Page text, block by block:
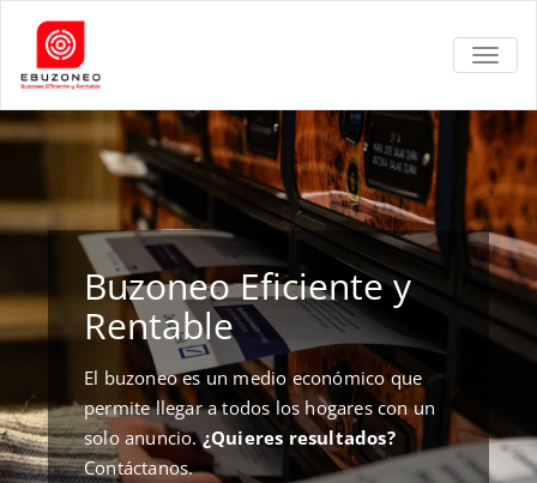
Buzoneo Eficiente y
Rentable
El buzoneo es un medio económico que
permite llegar a todos los hogares con un
solo anuncio.¿Quieres resultados?
Contáctanos.